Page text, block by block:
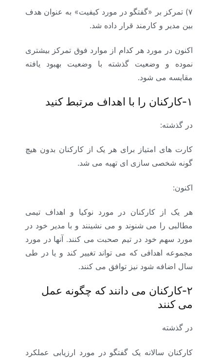
۷) تمرکز بر «گفتگو در مورد کیفیت» به عنوان هدف
بین مدیر و کارمند قرار داده شد.
اکنون در مورد هر کدام از موارد فوق تمرکز بیشتری
نموده و وضعیت گذشته با وضعیت بهبود یافته
مقایسه می شود.
۱-کارکنان را با اهداف مرتبط کنید
در گذشته:
کارت های امتیاز برای هر یک از کارکنان بدون هیچ
گونه شخصی سازی ای تهیه می شد.
اکنون:
هر یک از کارکنان در مورد نوکیا و اهداف تیمی
مطالبی را می شنوند و می نشینند و با مدیر خود در
مورد سهم خود در تیم صحبت می کنند. آنها در مورد
مجموعه اهدافی که می تواند تغییر کند و یا در طی
سال اضافه شود نیز توافق می کنند.
۲-کارکنان می دانند که چگونه عمل
می کنند
در گذشته
کارکنان سالانه یک گفتگو در مورد ارزیابی عملکرد